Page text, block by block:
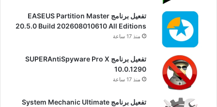
تفعيل برنامج EASEUS Partition Master
20.5.0 Build 202608010610 All Editions
منذ 17 ساعة
تفعيل برنامج SUPERAntiSpyware Pro X
10.0.1290
منذ 17 ساعة
تفعيل برنامج System Mechanic Ultimate